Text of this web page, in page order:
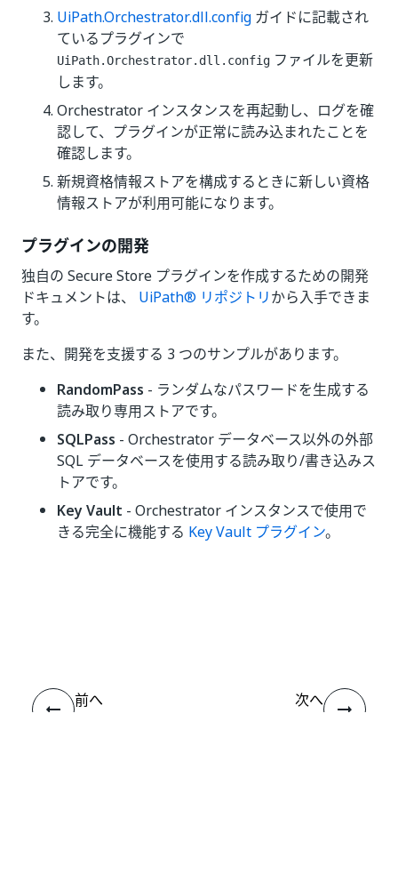
UiPath.Orchestrator.dll.config ガイドに記載され
ているプラグインで
UiPath.Orchestrator.dll.config ファイルを更新
します。
Orchestrator インスタンスを再起動し、ログを確
認して、プラグインが正常に読み込まれたことを
確認します。
新規資格情報ストアを構成するときに新しい資格
情報ストアが利用可能になります。
プラグインの開発
独自の Secure Store プラグインを作成するための開発
ドキュメントは、 UiPath® リポジトリから入手できま
す。
また、開発を支援する 3 つのサンプルがあります。
RandomPass - ランダムなパスワードを生成する
読み取り専用ストアです。
SQLPass - Orchestrator データベース以外の外部
SQL データベースを使用する読み取り/書き込みス
トアです。
Key Vault - Orchestrator インスタンスで使用で
きる完全に機能する Key Vault プラグイン。
前へ
次へ